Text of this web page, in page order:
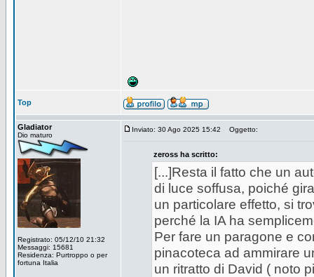
Top
Gladiator
Dio maturo
Registrato: 05/12/10 21:32
Messaggi: 15681
Residenza: Purtroppo o per
fortuna Italia
Inviato: 30 Ago 2025 15:42 Oggetto:
zeross ha scritto:
[...]Resta il fatto che un
di luce soffusa, poiché
un particolare effetto, si
perché la IA ha
Per fare un paragone e
pinacoteca ad ammirare
un ritratto di David ( noto